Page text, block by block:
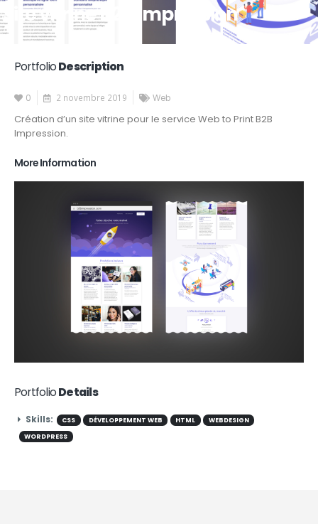
Site vitrine B2B Impression
PortfolioDescription
0 2 novembre 2019 Web
Création d’un site vitrine pour le service Web to Print B2B
Impression.
More Information
PortfolioDetails
Skills: CSS DÉVELOPPEMENT WEB HTML
WEBDESIGN
WORDPRESS